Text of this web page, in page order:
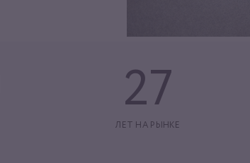
27
ЛЕТ НА РЫНКЕ